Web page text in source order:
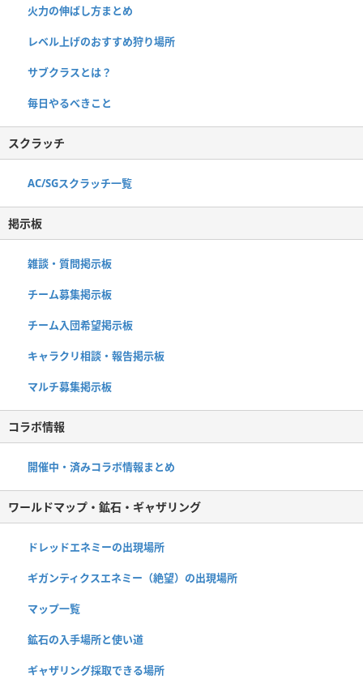
火力の伸ばし方まとめ
レベル上げのおすすめ狩り場所
サブクラスとは？
毎日やるべきこと
スクラッチ
AC/SGスクラッチ一覧
掲示板
雑談・質問掲示板
チーム募集掲示板
チーム入団希望掲示板
キャラクリ相談・報告掲示板
マルチ募集掲示板
コラボ情報
開催中・済みコラボ情報まとめ
ワールドマップ・鉱石・ギャザリング
ドレッドエネミーの出現場所
ギガンティクスエネミー（絶望）の出現場所
マップ一覧
鉱石の入手場所と使い道
ギャザリング採取できる場所